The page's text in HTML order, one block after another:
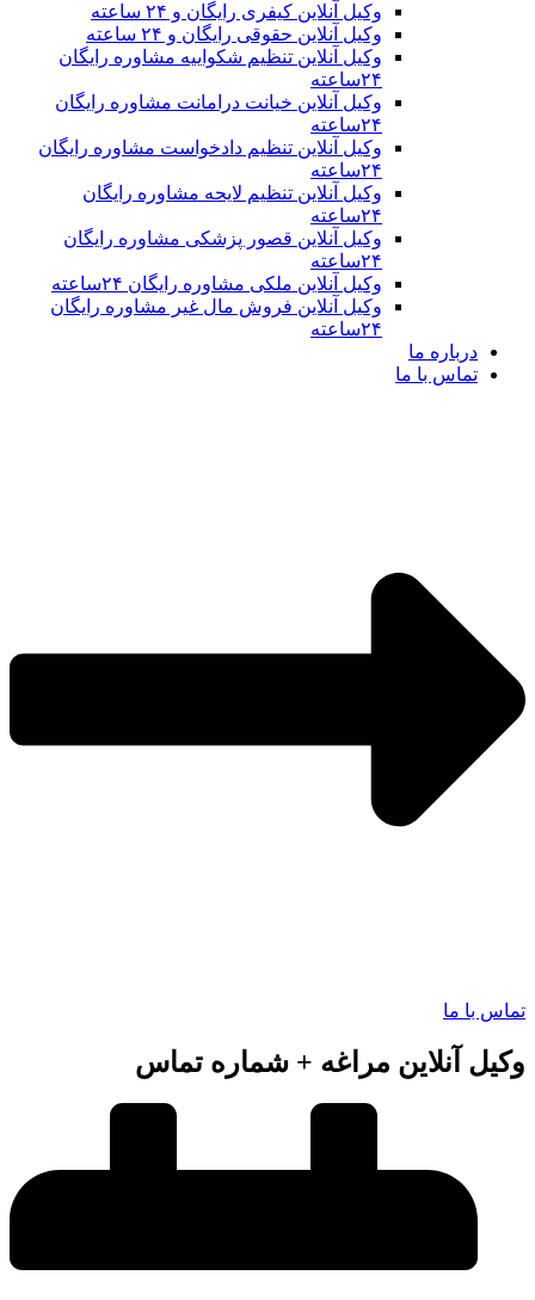
وکیل آنلاین کیفری رایگان و ۲۴ ساعته
وکیل آنلاین حقوقی رایگان و ۲۴ ساعته
وکیل آنلاین تنظیم شکواییه مشاوره رایگان
وکیل آنلاین خیانت درامانت مشاوره رایگان
وکیل آنلاین تنظیم دادخواست مشاوره رایگان
وکیل آنلاین تنظیم لایحه مشاوره رایگان
وکیل آنلاین قصور پزشکی مشاوره رایگان
وکیل آنلاین ملکی مشاوره رایگان ۲۴ساعته
وکیل آنلاین فروش مال غیر مشاوره رایگان
درباره ما
تماس با ما
با ما
آنلاین مراغه + شماره تماس